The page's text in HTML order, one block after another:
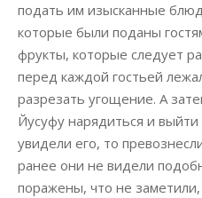
подать им изысканные
которые были поданы
фрукты, которые следует
перед каждой гостьей
разрезать угощение. А
Йусуфу нарядиться и выйти
увидели его, то
ранее они не видели
поражены, что не заметили,